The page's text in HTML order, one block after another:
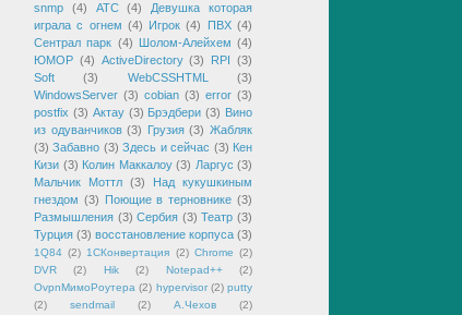
snmp
(4) АТС (4)
Девушка которая
играла с огнем (4) Игрок (4) ПВХ (4)
Сентрал парк (4) Шолом-Алейхем (4)
ЮМОР (4) ActiveDirectory (3) RPI
(3)
Soft
(3) WebCSSHTML
(3)
WindowsServer (3) cobian (3) error (3)
postfix (3) Актау (3) Брэдбери (3) Вино
из одуванчиков (3) Грузия (3) Жабляк
(3) Забавно (3) Здесь и сейчас (3) Кен
Кизи (3) Колин Маккалоу (3) Ларгус (3)
Мальчик Моттл (3)
Над кукушкиным
гнездом (3) Поющие в терновнике (3)
Размышления (3) Сербия (3) Театр (3)
Турция (3) восстановление корпуса (3)
1Q84 (2) 1СКонвертация (2) Chrome (2)
DVR
(2) Hik (2) Notepad++
(2)
OvpnМимоРоутера (2) hypervisor (2) putty
(2)
sendmail (2) А.Чехов
(2)